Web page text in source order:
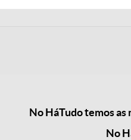
No HáTudo temos as
No